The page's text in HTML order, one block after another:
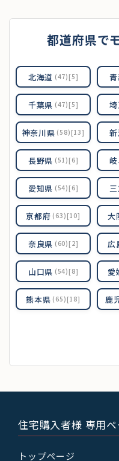
都道府県で
北海道 (47)[5]
千葉県 (47)[5]
神奈川県 (58)[13]
長野県 (51)[6]
愛知県 (54)[6]
京都府 (63)[10] 大
奈良県 (60)[2] 広
山口県 (54)[8] 愛
熊本県 (65)[18] 鹿
住宅購入者様 専用
トップページ